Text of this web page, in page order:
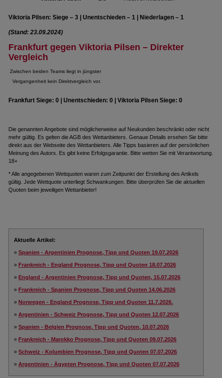
Viktoria Pilsen: Siege – 3 | Unentschieden – 1 | Niederlagen – 1
(Stand: 23.09.2024)
Frankfurt gegen Viktoria Pilsen – Direkter
Vergleich
Zwischen beiden Teams liegt in jüngster
Vergangenheit kein Direktvergleich vor.
Frankfurt Siege: 0 | Unentschieden: 0 | Viktoria Pilsen Siege: 0
Die genannten Angebote sind möglicherweise auf Neukunden beschränkt oder nicht
mehr gültig. Es gelten die AGB des Wettanbieters. Genaue Details ersehen Sie bitte
direkt aus der Webseite des Wettanbieters. Alle Tipps basieren auf der persönlichen
Meinung des Autors. Es gibt keine Erfolgsgarantie. Bitte wetten Sie mit Verantwortung.
18+
* Alle angegebenen Wettquoten waren zum Zeitpunkt der Erstellung des Artikels
gültig. Jede Wettquote unterliegt Schwankungen. Bitte überprüfen Sie die aktuellen
Quoten beim jeweiligen Wettanbieter!
Aktuelle Artikel:
»Spanien - Argentinien Prognose, Tipp und Quoten 19.07.2026
»Frankreich - England Prognose, Tipp und Quoten 18.07.2026
»England - Argentinien Prognose, Tipp und Quoten, 15.07.2026
»Frankreich - Spanien Prognose, Tipp und Quoten 14.06.2026
»Norwegen - England Prognose, Tipp und Quoten 11.7.2026.
»Argentinien - Schweiz Prognose, Tipp und Quoten 12.07.2026
»Spanien - Belgien Prognose, Tipp und Quoten, 10.07.2026
»Frankreich - Marokko Prognose, Tipp und Quoten 09.07.2026
»Schweiz - Kolumbien Prognose, Tipp und Quoten 07.07.2026
»Argentinien - Ägypten Prognose, Tipp und Quoten 07.07.2026